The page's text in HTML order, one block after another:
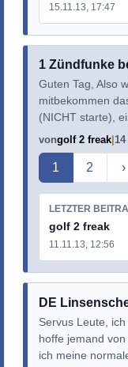
15.11.13, 17:47
1 Zündfunke
Guten Tag, Also
mitbekommen
(NICHT starte),
vongolf 2 freak
Aktuelle Seite
1 2 ›
LETZTER
golf 2 freak
11.11.13, 12:56
DE
Servus Leute,
hoffe jemand
ich meine